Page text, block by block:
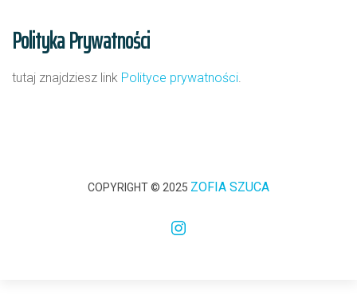
Polityka Prywatności
tutaj znajdziesz link Polityce prywatności.
COPYRIGHT © 2025 ZOFIA SZUCA